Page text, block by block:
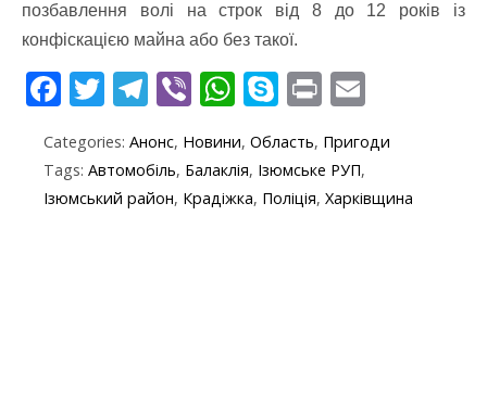
позбавлення волі на строк від 8 до 12 років із
конфіскацією майна або без такої.
F
e
b
T
itt
er
T
e
gr
Vi
er
W
at
s
S
y
p
Pr
t ai
l
Categories: Анонс, Новини, Область, Пригоди
Tags: Автомобіль, Балаклія, Ізюмське РУП,
Ізюмський район, Крадіжка, Поліція, Харківщина